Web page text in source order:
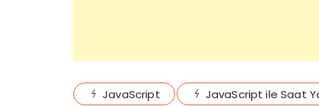
JavaScript JavaScript ile Saat